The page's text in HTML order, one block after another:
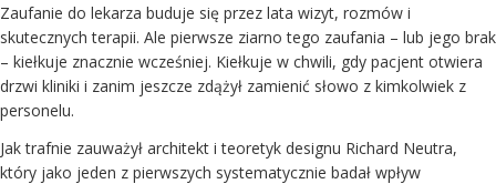
Zaufanie do lekarza buduje się przez lata wizyt, rozmów i
skutecznych terapii. Ale pierwsze ziarno tego zaufania – lub jego brak
– kiełkuje znacznie wcześniej. Kiełkuje w chwili, gdy pacjent otwiera
drzwi kliniki i zanim jeszcze zdążył zamienić słowo z kimkolwiek z
personelu.
Jak trafnie zauważył architekt i teoretyk designu Richard Neutra,
który jako jeden z pierwszych systematycznie badał wpływ